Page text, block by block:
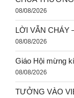
08/08/2026
LỜI VẪN CHÁY
08/08/2026
Giáo Hội mừng
08/08/2026
TƯỞNG VÀO